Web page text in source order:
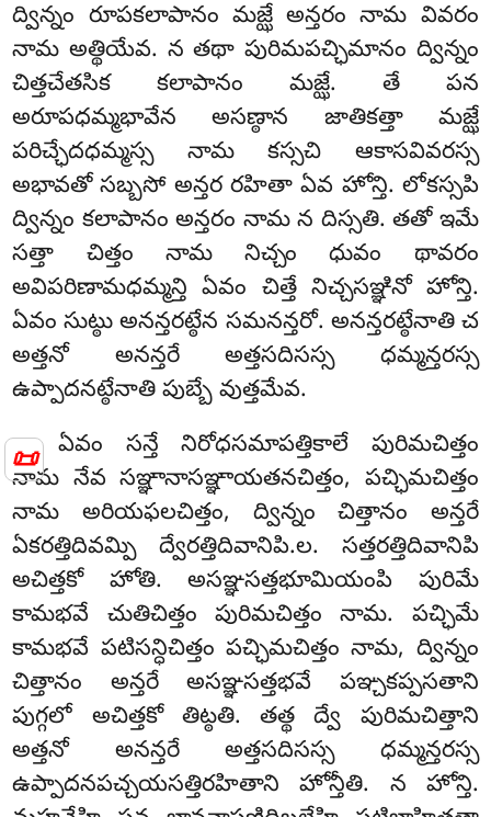
📜
ద్విన్నం రూపకలాపానం మజ్ఝే అన్తరం నామ వివరం
నామ అత్థియేవ. న తథా పురిమపచ్ఛిమానం ద్విన్నం
చిత్తచేతసిక కలాపానం మజ్ఝే. తే పన
అరూపధమ్మభావేన అసణ్ఠాన జాతికత్తా మజ్ఝే
పరిచ్ఛేదధమ్మస్స నామ కస్సచి ఆకాసవివరస్స
అభావతో సబ్బసో అన్తర రహితా ఏవ హోన్తి. లోకస్సపి
ద్విన్నం కలాపానం అన్తరం నామ న దిస్సతి. తతో ఇమే
సత్తా చిత్తం నామ నిచ్చం ధువం థావరం
అవిపరిణామధమ్మన్తి ఏవం చిత్తే నిచ్చసఞ్ఞినో హోన్తి.
ఏవం సుట్ఠు అనన్తరట్ఠేన సమనన్తరో. అనన్తరట్ఠేనాతి చ
అత్తనో అనన్తరే అత్తసదిసస్స ధమ్మన్తరస్స
ఉప్పాదనట్ఠేనాతి పుబ్బే వుత్తమేవ.
ఏవం సన్తే నిరోధసమాపత్తికాలే పురిమచిత్తం
నామ నేవ సఞ్ఞానాసఞ్ఞాయతనచిత్తం, పచ్ఛిమచిత్తం
నామ అరియఫలచిత్తం, ద్విన్నం చిత్తానం అన్తరే
ఏకరత్తిదివమ్పి ద్వేరత్తిదివానిపి.ల. సత్తరత్తిదివానిపి
అచిత్తకో హోతి. అసఞ్ఞసత్తభూమియంపి పురిమే
కామభవే చుతిచిత్తం పురిమచిత్తం నామ. పచ్ఛిమే
కామభవే పటిసన్ధిచిత్తం పచ్ఛిమచిత్తం నామ, ద్విన్నం
చిత్తానం అన్తరే అసఞ్ఞసత్తభవే పఞ్చకప్పసతాని
పుగ్గలో అచిత్తకో తిట్ఠతి. తత్థ ద్వే పురిమచిత్తాని
అత్తనో అనన్తరే అత్తసదిసస్స ధమ్మన్తరస్స
ఉప్పాదనపచ్చయసత్తిరహితాని హోన్తీతి. న హోన్తి.